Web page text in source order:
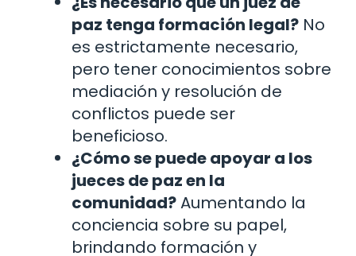
paz tenga formación legal? No
es estrictamente necesario,
pero tener conocimientos sobre
mediación y resolución de
conflictos puede ser
beneficioso.
¿Cómo se puede apoyar a los
jueces de paz en la
comunidad?Aumentando la
conciencia sobre su papel,
brindando formación y